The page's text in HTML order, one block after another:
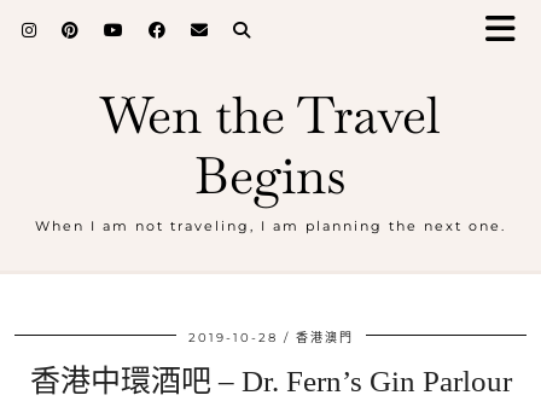
Wen the Travel
Begins
When I am not traveling, I am planning the next one.
2019-10-28 香港澳門
香港中環酒吧 – Dr. Fern’s Gin Parlour